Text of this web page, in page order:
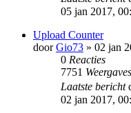
05 jan 2017,
Upload Counter
doorGio73 » 02 jan
0 Reacties
7751 Weergaves
Laatste bericht
02 jan 2017,